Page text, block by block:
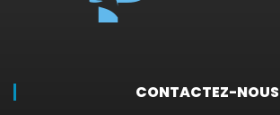
CONTACTEZ-NOUS